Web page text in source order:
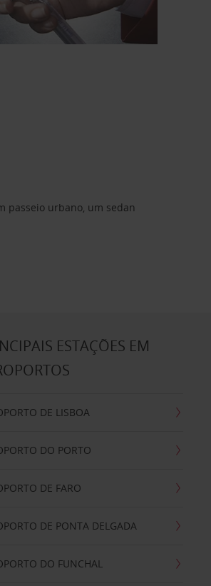
passeio urbano, um sedan
ESTAÇÕES EM
DE LISBOA
DO PORTO
DE FARO
DE PONTA DELGADA
DO FUNCHAL